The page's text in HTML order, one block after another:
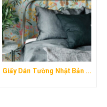
Giấy Dán Tường Nhật Bản ...